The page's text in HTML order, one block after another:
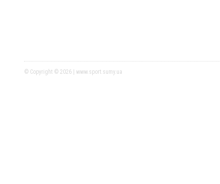
© Copyright © 2026 | www.sport.sumy.ua